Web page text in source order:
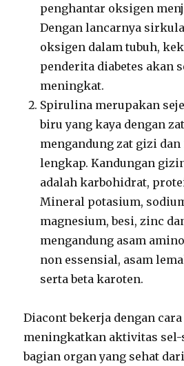
penghantar oksigen
Dengan lancarnya
oksigen dalam tubuh,
penderita diabetes akan
meningkat.
Spirulina merupakan
biru yang kaya dengan
mengandung zat gizi
lengkap. Kandungan
adalah karbohidrat,
Mineral potasium,
magnesium, besi, zinc
mengandung asam
non essensial, asam
serta beta karoten.
Diacont bekerja dengan
meningkatkan aktivitas sel-
bagian organ yang sehat